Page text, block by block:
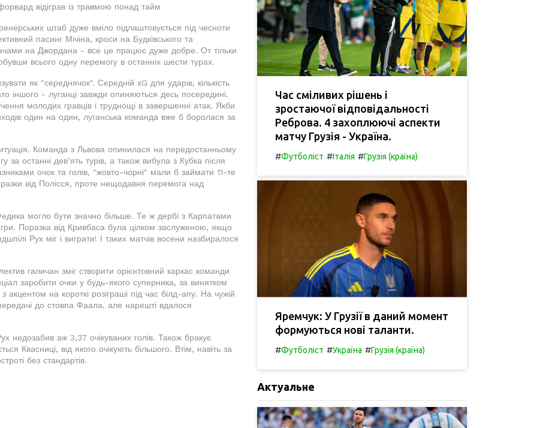
відіграв із травмою понад тайм
штаб дуже вміло підлаштовується під чесноти
пасинг Мічіна, кроси на Будківського та
на Джордана - все це працює дуже добре. От тільки
всього одну перемогу в останніх шести турах.
як "середнячок". Середній xG для ударів, кількість
іншого - луганці завжди опиняються десь посередині.
молодих гравців і труднощі в завершенні атак. Якби
один на один, луганська команда вже б боролася за
Команда з Львова опинилася на передостанньому
останні дев’ять турів, а також вибула з Кубка після
очок та голів, "жовто-чорні" мали б займати 11-те
від Полісся, проте нещодавня перемога над
могло бути значно більше. Те ж дербі з Карпатами
Поразка від Кривбаса була цілком заслуженою, якщо
Рух міг і виграти! І таких матчів восени назбиралося
галичан зміг створити орієнтовний каркас команди
заробити очки у будь-якого суперника, за винятком
акцентом на короткі розіграші під час білд-апу. На чужій
до стовпа Фаала, але нарешті вдалося
недозабив аж 3,37 очікуваних голів. Також бракує
Квасниці, від якого очікують більшого. Втім, навіть за
без стандартів.
Час сміливих рішень і
зростаючої відповідальності
Реброва. 4 захоплюючі аспекти
матчу Грузія - Україна.
#Футболіст #Італія #Грузія (країна)
Яремчук: У Грузії в даний момент
формуються нові таланти.
#Футболіст #Україна #Грузія (країна)
Актуальне